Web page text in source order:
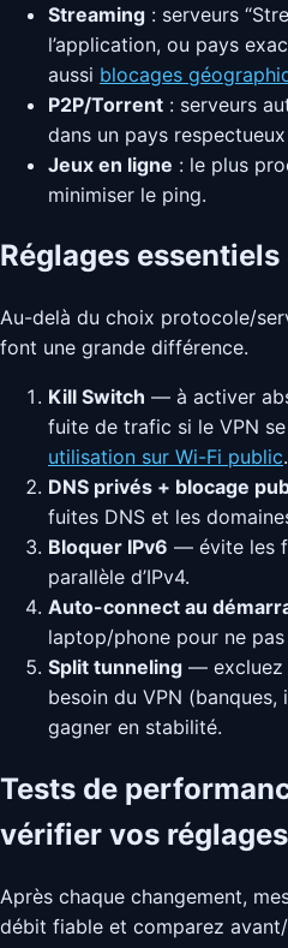
Streaming : serveurs
l’application, ou pays
aussi blocages
P2P/Torrent : serveurs
dans un pays
Jeux en ligne : le plus
minimiser le ping.
Réglages
Au-delà du choix protocole/
font une grande différence.
Kill Switch — à activer
fuite de trafic si le VPN
utilisation sur Wi-Fi public.
DNS privés + blocage
fuites DNS et les
Bloquer IPv6 — évite les
parallèle d’IPv4.
Auto-connect au
laptop/phone pour ne pas
Split tunneling — excluez
besoin du VPN
gagner en stabilité.
Tests de
vérifier vos réglages
Après chaque changement,
débit fiable et comparez